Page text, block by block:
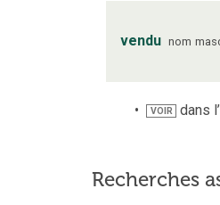
vendu nom
VOIR dans
Recherches